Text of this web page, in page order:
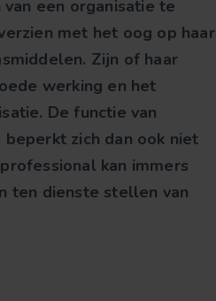
een organisatie te
met het oog op haar
Zijn of haar
werking en het
De functie van
zich dan ook niet
kan immers
ten dienste stellen van